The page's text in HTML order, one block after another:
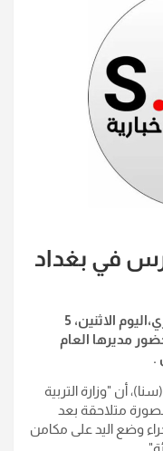
افتتح وزير التربية إبراهيم نامس الجبوري،اليوم الاثنين، 5
مديرها العام
.
أن "وزارة التربية
متلاحقة بعد
وضع اليد على مكامن